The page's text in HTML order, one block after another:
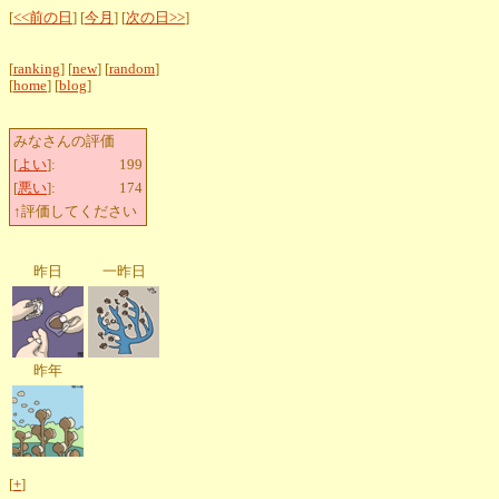
[<<前の日 ] [今月 ] [次の日>>]
[ranking] [new] [random]
[home] [blog]
みなさんの評価
[よい]:
199
[悪い]:
174
↑評価してください
昨日 一昨日
昨年
[+]